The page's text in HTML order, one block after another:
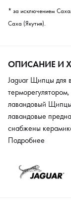
* за исключением
Саха (Якутия).
ОПИСАНИЕ И
Jaguar Щипцы для
лавандовый
лавандовые
снабжены
равномерно
способствует и
благодаря чему
Подробнее